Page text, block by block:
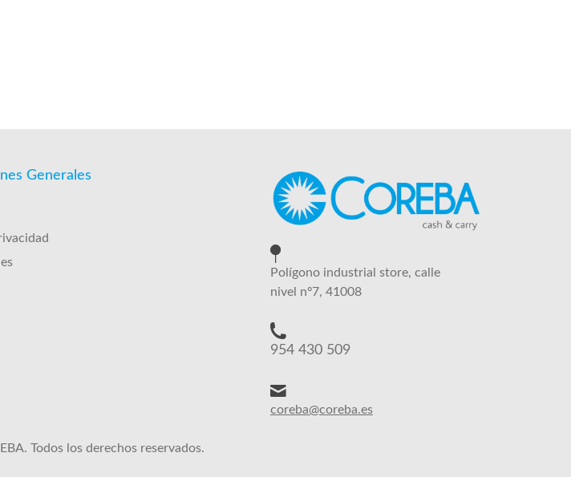
Generales
Polígono industrial store, calle
nivel nº7, 41008
954 430 509
coreba@coreba.es
Todos los derechos reservados.